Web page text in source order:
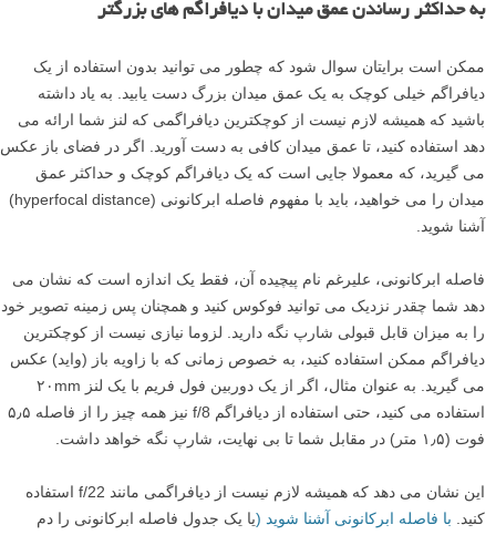
به حداکثر رساندن عمق میدان با دیافراگم های بزرگتر
ممکن است برایتان سوال شود که چطور می توانید بدون استفاده از یک
دیافراگم خیلی کوچک به یک عمق میدان بزرگ دست یابید. به یاد داشته
باشید که همیشه لازم نیست از کوچکترین دیافراگمی که لنز شما ارائه می
دهد استفاده کنید، تا عمق میدان کافی به دست آورید. اگر در فضای باز عکس
می گیرید، که معمولا جایی است که یک دیافراگم کوچک و حداکثر عمق
میدان را می خواهید، باید با مفهوم فاصله ابرکانونی (hyperfocal distance)
آشنا شوید.
فاصله ابرکانونی، علیرغم نام پیچیده آن، فقط یک اندازه است که نشان می
دهد شما چقدر نزدیک می توانید فوکوس کنید و همچنان پس زمینه تصویر خود
را به میزان قابل قبولی شارپ نگه دارید. لزوما نیازی نیست از کوچکترین
دیافراگم ممکن استفاده کنید، به خصوص زمانی که با زاویه باز (واید) عکس
می گیرید. به عنوان مثال، اگر از یک دوربین فول فریم با یک لنز ۲۰mm
استفاده می کنید، حتی استفاده از دیافراگم f/8 نیز همه چیز را از فاصله ۵٫۵
فوت (۱٫۵ متر) در مقابل شما تا بی نهایت، شارپ نگه خواهد داشت.
این نشان می دهد که همیشه لازم نیست از دیافراگمی مانند f/22 استفاده
کنید. با فاصله ابرکانونی آشنا شوید (یا یک جدول فاصله ابرکانونی را دم